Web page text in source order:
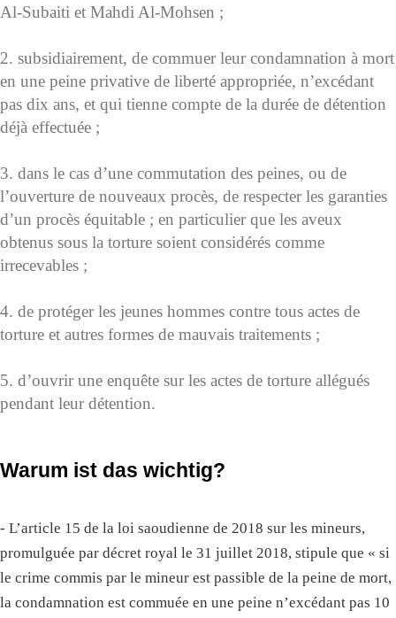
Al-Subaiti et Mahdi Al-Mohsen ;
2. subsidiairement, de commuer leur condamnation à mort
en une peine privative de liberté appropriée, n’excédant
pas dix ans, et qui tienne compte de la durée de détention
déjà effectuée ;
3. dans le cas d’une commutation des peines, ou de
l’ouverture de nouveaux procès, de respecter les garanties
d’un procès équitable ; en particulier que les aveux
obtenus sous la torture soient considérés comme
irrecevables ;
4. de protéger les jeunes hommes contre tous actes de
torture et autres formes de mauvais traitements ;
5. d’ouvrir une enquête sur les actes de torture allégués
pendant leur détention.
Warum ist das wichtig?
- L’article 15 de la loi saoudienne de 2018 sur les mineurs,
promulguée par décret royal le 31 juillet 2018, stipule que « si
le crime commis par le mineur est passible de la peine de mort,
la condamnation est commuée en une peine n’excédant pas 10